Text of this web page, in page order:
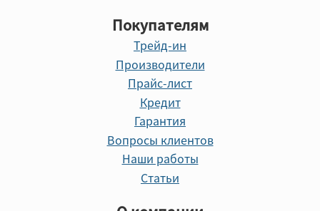
Покупателям
Трейд-ин
Производители
Прайс-лист
Кредит
Гарантия
Вопросы клиентов
Наши работы
Статьи